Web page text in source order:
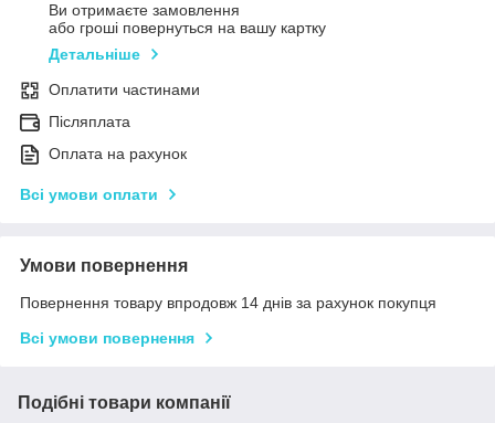
Ви отримаєте замовлення
або гроші повернуться на вашу картку
Детальніше
Оплатити частинами
Післяплата
Оплата на рахунок
Всі умови оплати
Умови повернення
Повернення товару впродовж 14 днів за рахунок покупця
Всі умови повернення
Подібні товари компанії